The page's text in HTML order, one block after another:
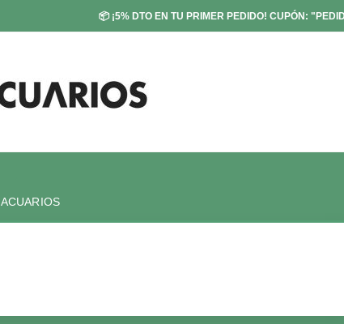
📦¡5% DTO EN TU PRIMER PEDIDO! CUPÓN:
ACUARIOS